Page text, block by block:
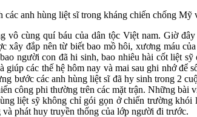
anh hùng liệt sĩ trong kháng chiến chống Mỹ
vô cùng quí báu của dân tộc Việt nam. Giờ
đắp nên từ biết bao mồ hôi, xương máu
người con đã hi sinh, bao nhiêu hài cốt liệt
giúp các thế hệ hôm nay và mai sau ghi nhớ
bước các anh hùng liệt sĩ đã hy sinh trong 2
công phi thường trên các mặt trận. Những
liệt sỹ không chỉ gói gọn ở chiến trường
phát huy truyền thống của lớp người đi trước.